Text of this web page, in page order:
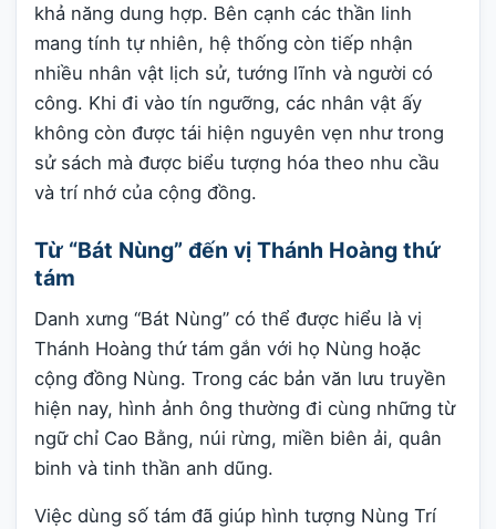
khả năng dung hợp. Bên cạnh các thần linh
mang tính tự nhiên, hệ thống còn tiếp nhận
nhiều nhân vật lịch sử, tướng lĩnh và người có
công. Khi đi vào tín ngưỡng, các nhân vật ấy
không còn được tái hiện nguyên vẹn như trong
sử sách mà được biểu tượng hóa theo nhu cầu
và trí nhớ của cộng đồng.
Từ “Bát Nùng” đến vị Thánh Hoàng thứ
tám
Danh xưng “Bát Nùng” có thể được hiểu là vị
Thánh Hoàng thứ tám gắn với họ Nùng hoặc
cộng đồng Nùng. Trong các bản văn lưu truyền
hiện nay, hình ảnh ông thường đi cùng những từ
ngữ chỉ Cao Bằng, núi rừng, miền biên ải, quân
binh và tinh thần anh dũng.
Việc dùng số tám đã giúp hình tượng Nùng Trí